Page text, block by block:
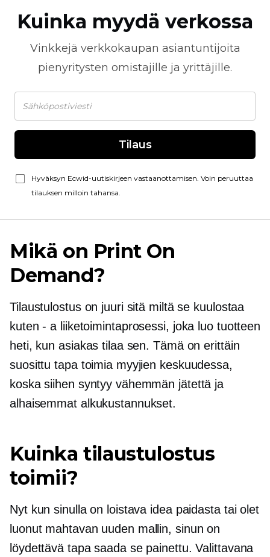
Kuinka myydä verkossa
Vinkkejä verkkokaupan asiantuntijoita
pienyritysten omistajille ja yrittäjille.
Tilaus
Hyväksyn Ecwid-uutiskirjeen vastaanottamisen. Voin peruuttaa
tilauksen milloin tahansa.
Mikä on Print On
Demand?
Tilaustulostus on juuri sitä miltä se kuulostaa
kuten - a liiketoimintaprosessi, joka luo tuotteen
heti, kun asiakas tilaa sen. Tämä on erittäin
suosittu tapa toimia myyjien keskuudessa,
koska siihen syntyy vähemmän jätettä ja
alhaisemmat alkukustannukset.
Kuinka tilaustulostus
toimii?
Nyt kun sinulla on loistava idea paidasta tai olet
luonut mahtavan uuden mallin, sinun on
löydettävä tapa saada se painettu. Valittavana